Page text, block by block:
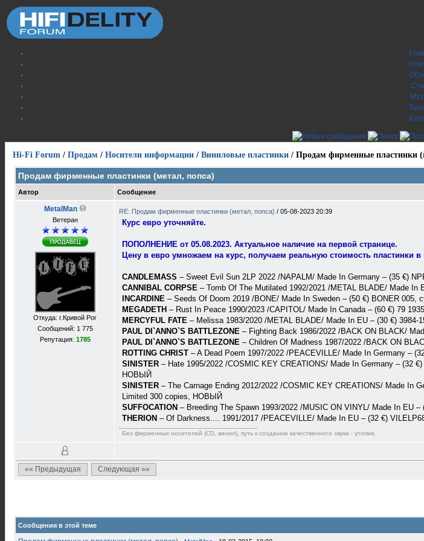
Hi-Fi Forum / Продам / Носители информации / Виниловые пластинки / Продам фирменные пластинки
Продам фирменные пластинки (метал, попса)
Автор Сообщение
MetalMan
Ветеран
Откуда: г.Кривой Рог
Сообщений: 1 775
Репутация: 1785
RE: Продам фирменные пластинки (метал, попса) / 05-08-2023 20:39
Курс евро уточняйте.
ПОПОЛНЕНИЕ от 05.08.2023. Актуальное наличие на первой странице.
Цену в евро умножаем на курс, получаем реальную стоимость пластинки в
CANDLEMASS – Sweet Evil Sun 2LP 2022 /NAPALM/ Made In Germany – (35 €)
CANNIBAL CORPSE – Tomb Of The Mutilated 1992/2021 /METAL BLADE/ Made
INCARDINE – Seeds Of Doom 2019 /BONE/ Made In Sweden – (50 €) BONER 005,
MEGADETH – Rust In Peace 1990/2023 /CAPITOL/ Made In Canada – (60 €) 79
MERCYFUL FATE – Melissa 1983/2020 /METAL BLADE/ Made In EU – (30 €)
PAUL DI`ANNO`S BATTLEZONE – Fighting Back 1986/2022 /BACK ON BLACK/
PAUL DI`ANNO`S BATTLEZONE – Children Of Madness 1987/2022 /BACK ON
ROTTING CHRIST – A Dead Poem 1997/2022 /PEACEVILLE/ Made In Germany –
SINISTER – Hate 1995/2022 /COSMIC KEY CREATIONS/ Made In Germany – (32
НОВЫЙ
SINISTER – The Carnage Ending 2012/2022 /COSMIC KEY CREATIONS/ Made In
Limited 300 copies, НОВЫЙ
SUFFOCATION – Breeding The Spawn 1993/2022 /MUSIC ON VINYL/ Made In EU
THERION – Of Darkness.... 1991/2017 /PEACEVILLE/ Made In EU – (32 €)
Без фирменных носителей (CD, винил), путь к созданию качественного звука - утопия.
«« Предыдущая
Следующая »»
Сообщения в этой теме